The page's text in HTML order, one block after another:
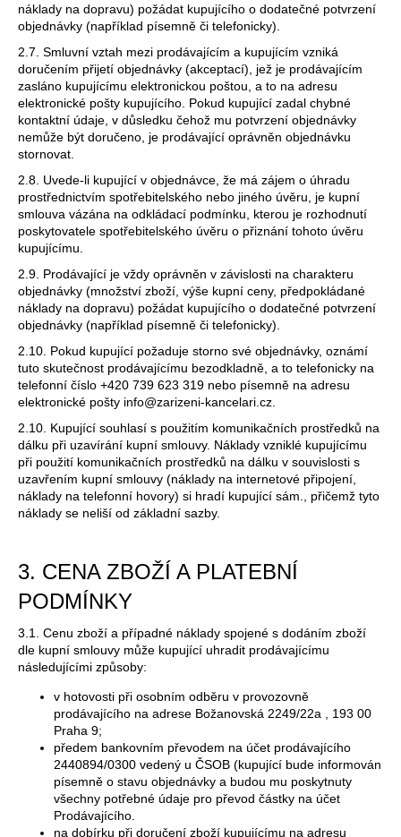
náklady na dopravu) požádat kupujícího o dodatečné potvrzení
objednávky (například písemně či telefonicky).
2.7. Smluvní vztah mezi prodávajícím a kupujícím vzniká
doručením přijetí objednávky (akceptací), jež je prodávajícím
zasláno kupujícímu elektronickou poštou, a to na adresu
elektronické pošty kupujícího. Pokud kupující zadal chybné
kontaktní údaje, v důsledku čehož mu potvrzení objednávky
nemůže být doručeno, je prodávající oprávněn objednávku
stornovat.
2.8. Uvede-li kupující v objednávce, že má zájem o úhradu
prostřednictvím spotřebitelského nebo jiného úvěru, je kupní
smlouva vázána na odkládací podmínku, kterou je rozhodnutí
poskytovatele spotřebitelského úvěru o přiznání tohoto úvěru
kupujícímu.
2.9. Prodávající je vždy oprávněn v závislosti na charakteru
objednávky (množství zboží, výše kupní ceny, předpokládané
náklady na dopravu) požádat kupujícího o dodatečné potvrzení
objednávky (například písemně či telefonicky).
2.10. Pokud kupující požaduje storno své objednávky, oznámí
tuto skutečnost prodávajícímu bezodkladně, a to telefonicky na
telefonní číslo +420 739 623 319 nebo písemně na adresu
elektronické pošty info@zarizeni-kancelari.cz.
2.10. Kupující souhlasí s použitím komunikačních prostředků na
dálku při uzavírání kupní smlouvy. Náklady vzniklé kupujícímu
při použití komunikačních prostředků na dálku v souvislosti s
uzavřením kupní smlouvy (náklady na internetové připojení,
náklady na telefonní hovory) si hradí kupující sám., přičemž tyto
náklady se neliší od základní sazby.
3. CENA ZBOŽÍ A PLATEBNÍ
PODMÍNKY
3.1. Cenu zboží a případné náklady spojené s dodáním zboží
dle kupní smlouvy může kupující uhradit prodávajícímu
následujícími způsoby:
v hotovosti při osobním odběru v provozovně
prodávajícího na adrese Božanovská 2249/22a , 193 00
Praha 9;
předem bankovním převodem na účet prodávajícího
2440894/0300 vedený u ČSOB (kupující bude informován
písemně o stavu objednávky a budou mu poskytnuty
všechny potřebné údaje pro převod částky na účet
Prodávajícího.
na dobírku při doručení zboží kupujícímu na adresu